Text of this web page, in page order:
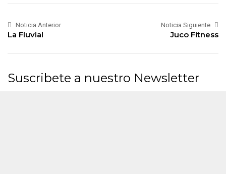
Noticia Anterior
La Fluvial
Noticia Siguiente
Juco Fitness
Suscribete a nuestro Newsletter